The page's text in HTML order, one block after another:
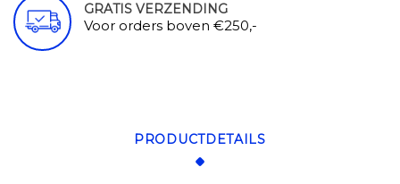
GRATIS VERZENDING
Voor orders boven €250,-
PRODUCTDETAILS